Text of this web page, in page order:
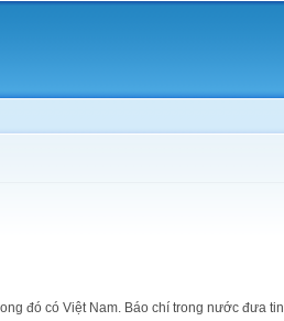
đó có Việt Nam. Báo chí trong nước đưa